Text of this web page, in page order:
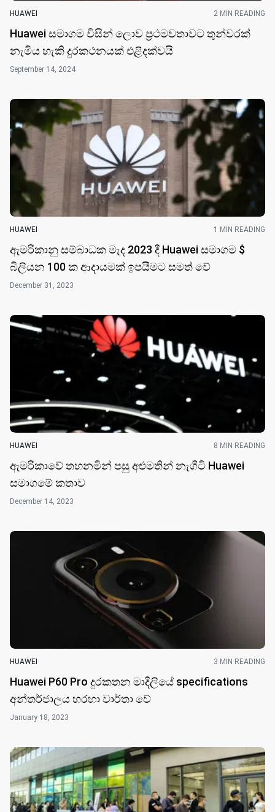
HUAWEI 2 MIN READING
Huawei සමාගම විසින් ලොව ප්‍රථමවතාවට තුන්වරක්
නැමිය හැකි දුරකථනයක් එළිදක්වයි
September 14, 2024
HUAWEI 1 MIN READING
ඇමරිකානු සම්බාධක මැද 2023 දී Huawei සමාගම $
බිලියන 100 ක ආදායමක් ඉපයීමට සමත් ​වේ
December 31, 2023
HUAWEI 8 MIN READING
ඇමරිකාවේ තහනමින් පසු අළුමතින් නැගිටි Huawei
සමාගමේ කතා​ව
December 14, 2023
HUAWEI 3 MIN READING
Huawei P60 Pro දුරකතන මාදිලියේ specifications
අන්තර්ජාලය හරහා වාර්තා වේ
January 18, 2023